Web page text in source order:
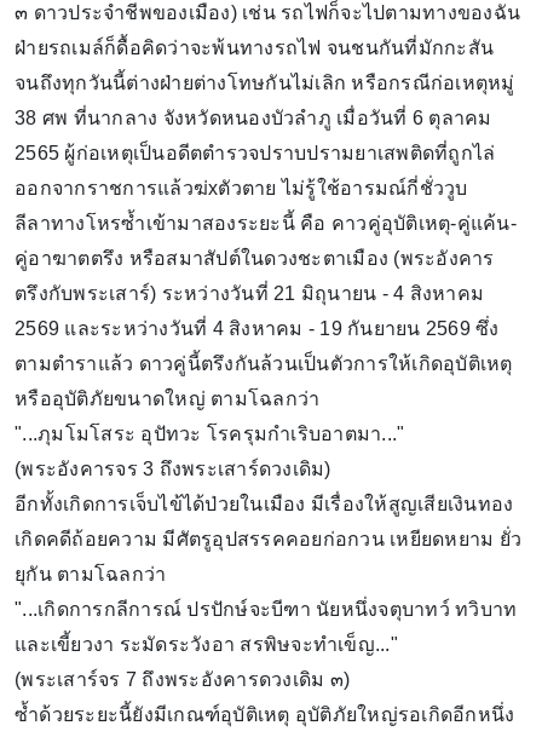
๓ ดาวประจำชีพของเมือง) เช่น รถไฟก็จะไปตามทางของฉัน
ฝ่ายรถเมล์ก็ดื้อคิดว่าจะพ้นทางรถไฟ จนชนกันที่มักกะสัน
จนถึงทุกวันนี้ต่างฝ่ายต่างโทษกันไม่เลิก หรือกรณีก่อเหตุหมู่
38 ศพ ที่นากลาง จังหวัดหนองบัวลำภู เมื่อวันที่ 6 ตุลาคม
2565 ผู้ก่อเหตุเป็นอดีตตำรวจปราบปรามยาเสพติดที่ถูกไล่
ออกจากราชการแล้วฆ่xตัวตาย ไม่รู้ใช้อารมณ์กี่ชั่ววูบ
ลีลาทางโหรซ้ำเข้ามาสองระยะนี้ คือ คาวคู่อุบัติเหตุ-คู่แค้น-
คู่อาฆาตตรึง หรือสมาสัปต์ในดวงชะตาเมือง (พระอังคาร
ตรึงกับพระเสาร์) ระหว่างวันที่ 21 มิถุนายน - 4 สิงหาคม
2569 และระหว่างวันที่ 4 สิงหาคม - 19 กันยายน 2569 ซึ่ง
ตามตำราแล้ว ดาวคู่นี้ตรึงกันล้วนเป็นตัวการให้เกิดอุบัติเหตุ
หรืออุบัติภัยขนาดใหญ่ ตามโฉลกว่า
"...ภุมโมโสระ อุปัทวะ โรครุมกำเริบอาตมา..."
(พระอังคารจร 3 ถึงพระเสาร์ดวงเดิม)
อีกทั้งเกิดการเจ็บไข้ได้ป่วยในเมือง มีเรื่องให้สูญเสียเงินทอง
เกิดคดีถ้อยความ มีศัตรูอุปสรรคคอยก่อกวน เหยียดหยาม ยั่ว
ยุกัน ตามโฉลกว่า
"...เกิดการกลีการณ์ ปรปักษ์จะบีฑา นัยหนึ่งจตุบาทว์ ทวิบาท
และเขี้ยวงา ระมัดระวังอา สรพิษจะทำเข็ญ..."
(พระเสาร์จร 7 ถึงพระอังคารดวงเดิม ๓)
ซ้ำด้วยระยะนี้ยังมีเกณฑ์อุบัติเหตุ อุบัติภัยใหญ่รอเกิดอีกหนึ่ง